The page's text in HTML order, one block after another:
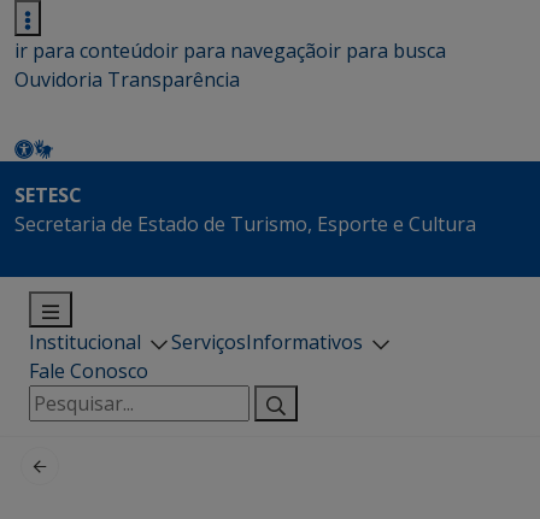
ir para conteúdoir para navegaçãoir para busca
Ouvidoria Transparência
SETESC
Secretaria de Estado de Turismo, Esporte e Cultura
Institucional ServiçosInformativos
Fale Conosco
Pesquisar
por: